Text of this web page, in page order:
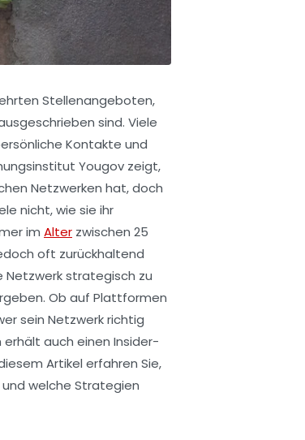
Stellenangeboten,
sind. Viele
Kontakte und
Yougov zeigt,
Netzwerken hat, doch
nicht, wie sie ihr
im Alter zwischen 25
oft zurückhaltend
Netzwerk strategisch zu
Ob auf Plattformen
sein Netzwerk richtig
auch einen Insider-
Artikel erfahren Sie,
welche Strategien